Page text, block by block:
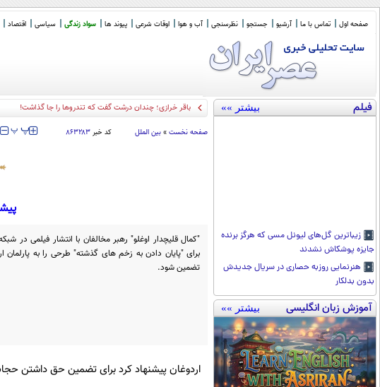
صفحه اول تماس با ما آرشیو جستجو نظرسنجی آب و هوا اوقات شرعی پیوند ها سواد زندگی سیاسی اقتصاد
فیلم بیشتر »»
زیباترین گل‌های لیونل مسی که هرگز برنده
جایزه پوشکاش نشدند
هنرنمایی روزبه حصاری در سریال جدیدش
بدون بدلکار
آموزش زبان انگلیسی بیشتر »»
باقر خرازی؛ چندان درشت گفت که تندروها را جا گذاشت!
صفحه نخست » بین الملل کد خبر۸۶۳۲۸۳ ‍‍‍ پپ
"کمال قلیچدار اوغلو" رهبر مخالفان با انتشار فیلمی
برای "پایان دادن به زخم های گذشته" طرحی را به پارلمان
تضمین شود.
اردوغان پیشنهاد کرد برای تضمین حق داشتن